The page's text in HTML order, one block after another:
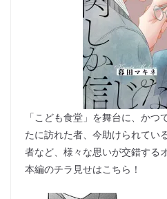
「こども食堂」を舞台に、か
たに訪れた者、今助けられてい
者など、様々な思いが交錯する
本編のチラ見せはこちら！